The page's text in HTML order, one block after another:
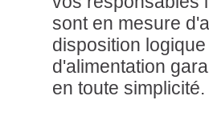
sont en mesure
disposition
d'alimentation
en toute simplicité.